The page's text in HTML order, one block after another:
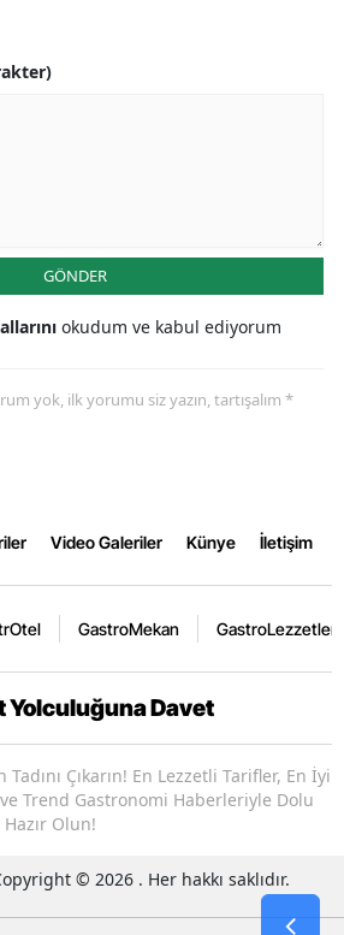
GÖNDER
okudum ve kabul ediyorum
yok, ilk yorumu siz yazın, tartışalım *
Video Galeriler Künye İletişim
GastroMekan GastroLezzetler
Yolculuğuna Davet
Çıkarın! En Lezzetli Tarifler, En İyi
Trend Gastronomi Haberleriyle Dolu
Olun!
© 2026 . Her hakkı saklıdır.